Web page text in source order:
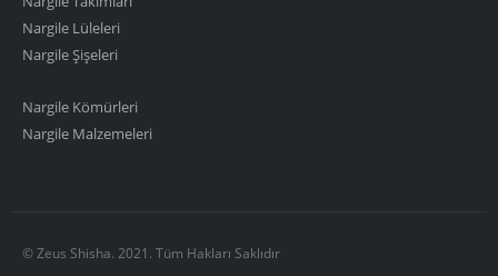
Nargile Lüleleri
Nargile Şişeleri
Nargile Kömürleri
Nargile Malzemeleri
© Zeus Shisha. 2021. Tüm Hakları Saklıdır